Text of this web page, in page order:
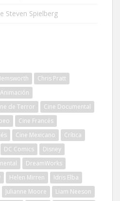
Steven Spielberg
Chris Pratt
de Terror
Cine Documental
Cine Francés
Cine Mexicano
Crítica
DC Comics
Disney
DreamWorks
Helen Mirren
Idris Elba
Julianne Moore
Liam Neeson